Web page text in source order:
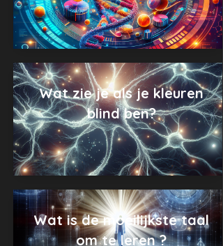
Wat zie je als je kleuren
blind ben?
Wat is de moeilijkste taal
om te leren ?